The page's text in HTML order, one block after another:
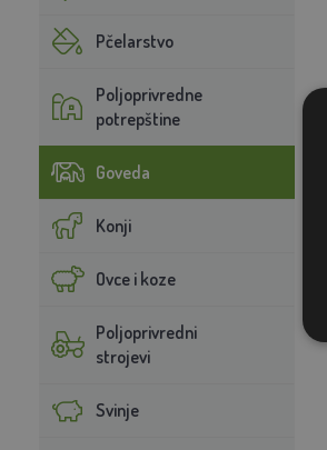
Pčelarstvo
Poljoprivredne
potrepštine
Goveda
Konji
Ovce i koze
Poljoprivredni
strojevi
Svinje